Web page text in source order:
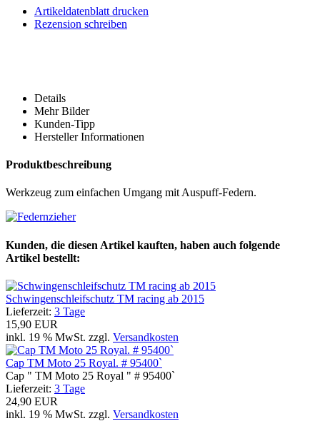
Artikeldatenblatt drucken
Rezension schreiben
Details
Mehr Bilder
Kunden-Tipp
Hersteller Informationen
Produktbeschreibung
Werkzeug zum einfachen Umgang mit Auspuff-Federn.
Kunden, die diesen Artikel kauften, haben auch folgende
Artikel bestellt:
Schwingenschleifschutz TM racing ab 2015
Lieferzeit: 3 Tage
15,90 EUR
inkl. 19 % MwSt. zzgl. Versandkosten
Cap TM Moto 25 Royal. # 95400`
Cap " TM Moto 25 Royal " # 95400`
Lieferzeit: 3 Tage
24,90 EUR
inkl. 19 % MwSt. zzgl. Versandkosten